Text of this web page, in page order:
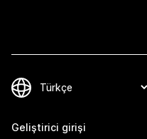
Geliştirici girişi